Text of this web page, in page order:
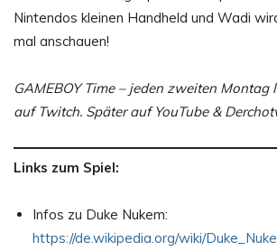
Nintendos kleinen Handheld und Wadi
mal anschauen!
GAMEBOY Time – jeden zweiten Montag
auf Twitch. Später auf YouTube &
Links zum Spiel:
Infos zu Duke Nukem:
https://de.wikipedia.org/wiki/